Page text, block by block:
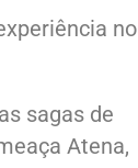
no
sagas de
Atena,